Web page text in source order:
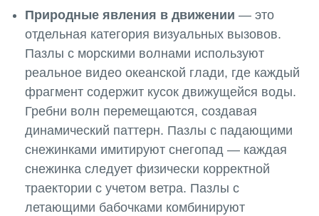
Природные явления в движении — это
отдельная категория визуальных вызовов.
Пазлы с морскими волнами используют
реальное видео океанской глади, где каждый
фрагмент содержит кусок движущейся воды.
Гребни волн перемещаются, создавая
динамический паттерн. Пазлы с падающими
снежинками имитируют снегопад — каждая
снежинка следует физически корректной
траектории с учетом ветра. Пазлы с
летающими бабочками комбинируют